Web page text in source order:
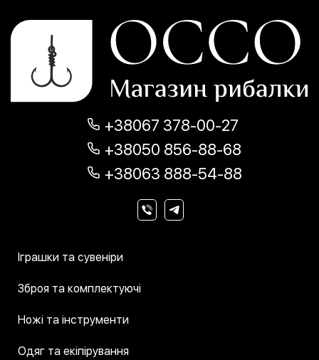
+38067 378-00-27
+38050 856-88-68
+38063 888-54-88
Іграшки та сувеніри
Зброя та комплектуючі
Ножі та інструменти
Одяг та екіпірування